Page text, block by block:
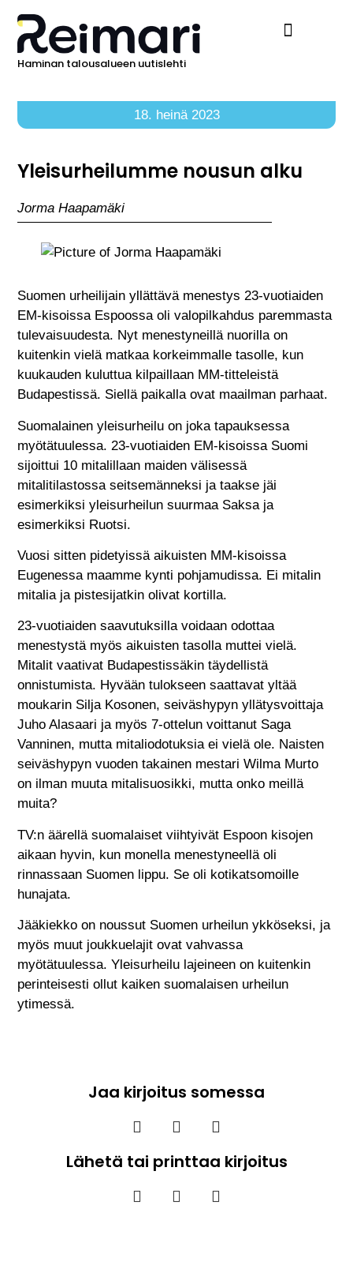
Haminan talousalueen uutislehti
18. heinä 2023
Yleisurheilumme nousun alku
Jorma Haapamäki
Suomen urheilijain yllättävä menestys 23-vuotiaiden
EM-kisoissa Espoossa oli valopilkahdus paremmasta
tulevaisuudesta. Nyt menestyneillä nuorilla on
kuitenkin vielä matkaa korkeimmalle tasolle, kun
kuukauden kuluttua kilpaillaan MM-titteleistä
Budapestissä. Siellä paikalla ovat maailman parhaat.
Suomalainen yleisurheilu on joka tapauksessa
myötätuulessa. 23-vuotiaiden EM-kisoissa Suomi
sijoittui 10 mitalillaan maiden välisessä
mitalitilastossa seitsemänneksi ja taakse jäi
esimerkiksi yleisurheilun suurmaa Saksa ja
esimerkiksi Ruotsi.
Vuosi sitten pidetyissä aikuisten MM-kisoissa
Eugenessa maamme kynti pohjamudissa. Ei mitalin
mitalia ja pistesijatkin olivat kortilla.
23-vuotiaiden saavutuksilla voidaan odottaa
menestystä myös aikuisten tasolla muttei vielä.
Mitalit vaativat Budapestissäkin täydellistä
onnistumista. Hyvään tulokseen saattavat yltää
moukarin Silja Kosonen, seiväshypyn yllätysvoittaja
Juho Alasaari ja myös 7-ottelun voittanut Saga
Vanninen, mutta mitaliodotuksia ei vielä ole. Naisten
seiväshypyn vuoden takainen mestari Wilma Murto
on ilman muuta mitalisuosikki, mutta onko meillä
muita?
TV:n äärellä suomalaiset viihtyivät Espoon kisojen
aikaan hyvin, kun monella menestyneellä oli
rinnassaan Suomen lippu. Se oli kotikatsomoille
hunajata.
Jääkiekko on noussut Suomen urheilun ykköseksi, ja
myös muut joukkuelajit ovat vahvassa
myötätuulessa. Yleisurheilu lajeineen on kuitenkin
perinteisesti ollut kaiken suomalaisen urheilun
ytimessä.
Jaa kirjoitus somessa
Lähetä tai printtaa kirjoitus